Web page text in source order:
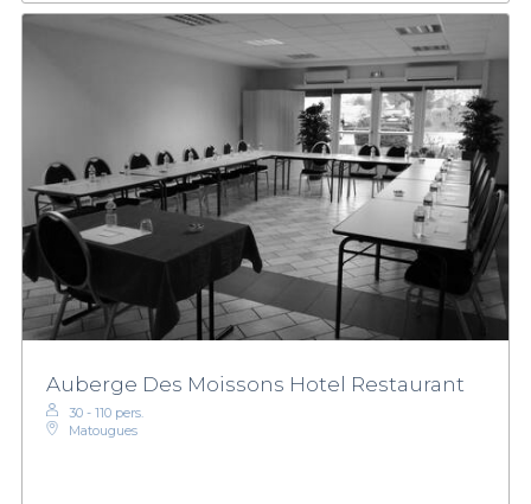
Auberge Des Moissons Hotel Restaurant
30 - 110 pers.
Matougues